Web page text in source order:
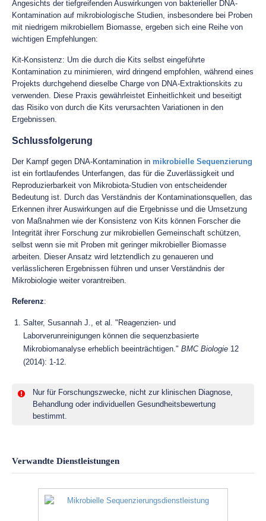
Angesichts der tiefgreifenden Auswirkungen von bakterieller DNA-
Kontamination auf mikrobiologische Studien, insbesondere bei Proben
mit niedrigem mikrobiellem Biomasse, ergeben sich eine Reihe von
wichtigen Empfehlungen:
Kit-Konsistenz: Um die durch die Kits selbst eingeführte
Kontamination zu minimieren, wird dringend empfohlen, während eines
Projekts durchgehend dieselbe Charge von DNA-Extraktionskits zu
verwenden. Diese Praxis gewährleistet Einheitlichkeit und beseitigt
das Risiko von durch die Kits verursachten Variationen in den
Ergebnissen.
Schlussfolgerung
Der Kampf gegen DNA-Kontamination in mikrobielle Sequenzierung
ist ein fortlaufendes Unterfangen, das für die Zuverlässigkeit und
Reproduzierbarkeit von Mikrobiota-Studien von entscheidender
Bedeutung ist. Durch das Verständnis der Kontaminationsquellen, das
Erkennen ihrer Auswirkungen auf die Ergebnisse und die Umsetzung
von Maßnahmen wie der Konsistenz von Kits können Forscher die
Integrität ihrer Forschung zur mikrobiellen Gemeinschaft schützen,
selbst wenn sie mit Proben mit geringer mikrobieller Biomasse
arbeiten. Dieser Ansatz wird letztendlich zu genaueren und
verlässlicheren Ergebnissen führen und unser Verständnis der
Mikrobiologie weiter vorantreiben.
Referenz:
Salter, Susannah J., et al. "Reagenzien- und
Laborverunreinigungen können die sequenzbasierte
Mikrobiomanalyse erheblich beeinträchtigen." BMC Biologie 12
(2014): 1-12.
Nur für Forschungszwecke, nicht zur klinischen Diagnose,
Behandlung oder individuellen Gesundheitsbewertung
bestimmt.
Verwandte Dienstleistungen